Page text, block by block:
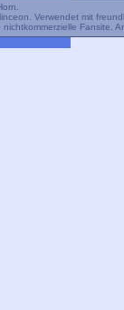
Verwendet mit
Fansite.